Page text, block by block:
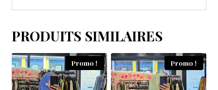
PRODUITS SIMILAIRES
Promo ! Promo !